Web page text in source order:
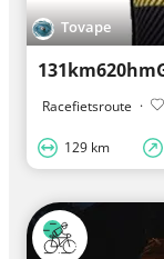
Tovape
Racefietsroute ·
129 km